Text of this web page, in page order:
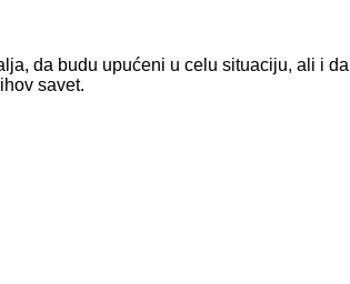
da budu upućeni u celu situaciju, ali i
savet.